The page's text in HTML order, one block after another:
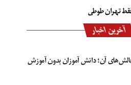
تهران طوطی
آخرین اخبار
آن؛ دانش آموزان بدون آموزش